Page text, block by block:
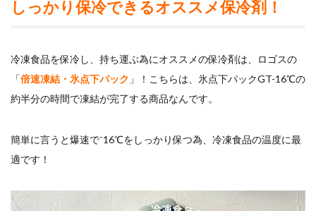
しっかり保冷できるオススメ保冷剤！
冷凍食品を保冷し、持ち運ぶ為にオススメの保冷剤は、ロゴスの
「倍速凍結・氷点下パック 」！こちらは、氷点下パックGT-16℃の
約半分の時間で凍結が完了する商品なんです。
簡単に言うと爆速で⁻16℃をしっかり保つ為、冷凍食品の温度に最
適です！